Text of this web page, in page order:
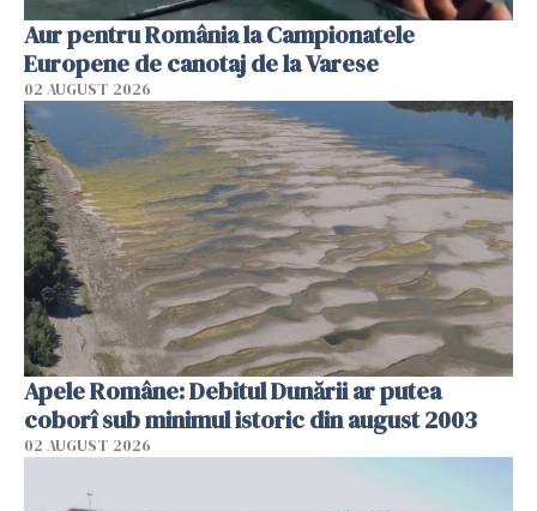
Aur pentru România la Campionatele
Europene de canotaj de la Varese
02 AUGUST 2026
Apele Române: Debitul Dunării ar putea
coborî sub minimul istoric din august 2003
02 AUGUST 2026